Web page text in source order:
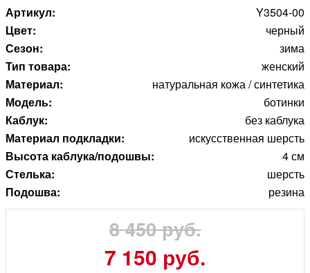
Артикул:
Y3504-00
Цвет:
черный
Сезон:
зима
Тип товара:
женский
Материал:
натуральная кожа / синтетика
Модель:
ботинки
Каблук:
без каблука
Материал подкладки:
искусственная шерсть
Высота каблука/подошвы:
4 см
Стелька:
шерсть
Подошва:
резина
8 450 руб.
7 150 руб.